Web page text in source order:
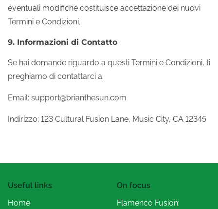
eventuali modifiche costituisce accettazione dei nuovi
Termini e Condizioni.
9. Informazioni di Contatto
Se hai domande riguardo a questi Termini e Condizioni, ti
preghiamo di contattarci a:
Email: support@brianthesun.com
Indirizzo: 123 Cultural Fusion Lane, Music City, CA 12345
Useful links
Home
On focus
Flamenco Fusion: